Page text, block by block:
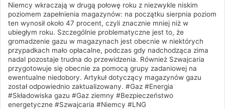
Niemcy wkraczają w drugą połowę roku z niezwykle niskim
poziomem zapełnienia magazynów: na początku sierpnia poziom
ten wynosił około 47 procent, czyli znacznie mniej niż w
ubiegłym roku. Szczególnie problematyczne jest to, że
gromadzenie gazu w magazynach jest obecnie w niektórych
przypadkach mało opłacalne, podczas gdy nadchodząca zima
nadal pozostaje trudna do przewidzenia. Również Szwajcaria
przygotowuje się obecnie za pomocą grupy zadaniowej na
ewentualne niedobory. Artykuł dotyczący magazynów gazu
został odpowiednio zaktualizowany. #Gaz #Energia
#Składowiska gazu #Gaz ziemny #Bezpieczeństwo
energetyczne #Szwajcaria #Niemcy #LNG